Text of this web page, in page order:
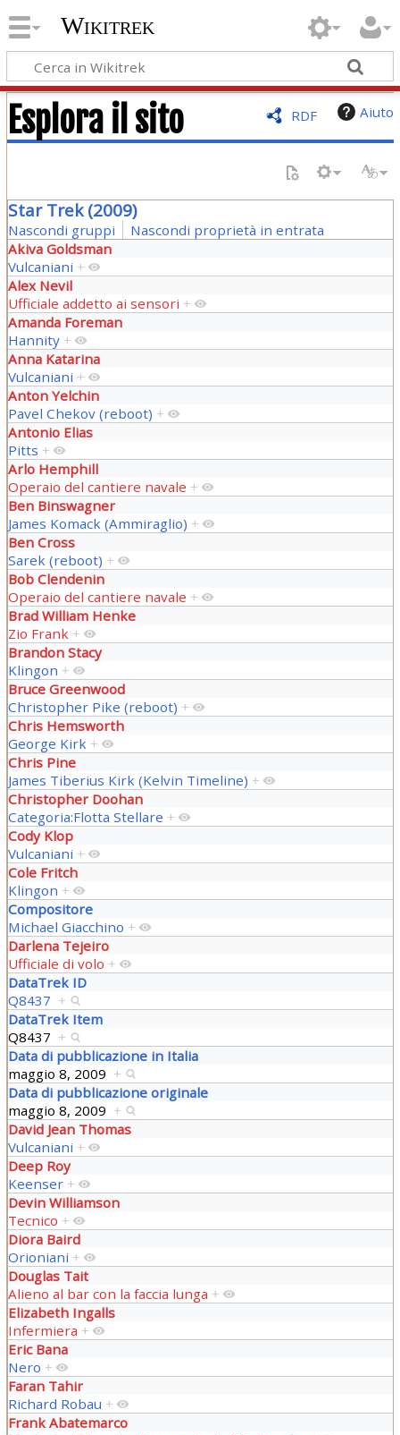
Wikitrek
RDF Aiuto
Esplora il sito
Star Trek (2009)
Nascondi gruppi
Nascondi proprietà in entrata
Akiva Goldsman
Vulcaniani +
Alex Nevil
Ufficiale addetto ai sensori +
Amanda Foreman
Hannity +
Anna Katarina
Vulcaniani +
Anton Yelchin
Pavel Chekov (reboot) +
Antonio Elias
Pitts +
Arlo Hemphill
Operaio del cantiere navale +
Ben Binswagner
James Komack (Ammiraglio) +
Ben Cross
Sarek (reboot) +
Bob Clendenin
Operaio del cantiere navale +
Brad William Henke
Zio Frank +
Brandon Stacy
Klingon +
Bruce Greenwood
Christopher Pike (reboot) +
Chris Hemsworth
George Kirk +
Chris Pine
James Tiberius Kirk (Kelvin Timeline) +
Christopher Doohan
Categoria:Flotta Stellare +
Cody Klop
Vulcaniani +
Cole Fritch
Klingon +
Compositore
Michael Giacchino +
Darlena Tejeiro
Ufficiale di volo +
DataTrek ID
Q8437 +
DataTrek Item
Q8437 +
Data di pubblicazione in Italia
maggio 8, 2009 +
Data di pubblicazione originale
maggio 8, 2009 +
David Jean Thomas
Vulcaniani +
Deep Roy
Keenser +
Devin Williamson
Tecnico +
Diora Baird
Orioniani +
Douglas Tait
Alieno al bar con la faccia lunga +
Elizabeth Ingalls
Infermiera +
Eric Bana
Nero +
Faran Tahir
Richard Robau +
Frank Abatemarco